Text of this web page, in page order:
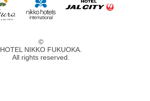
©
HOTEL NIKKO FUKUOKA.
All rights reserved.